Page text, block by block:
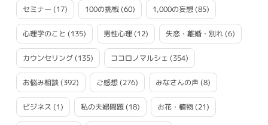
セミナー (17) 100の挑戦(60) 1,000の妄想(85)
心理学のこと (135) 男性心理(12) 失恋・離婚・別れ(6)
カウンセリング(135) ココロノマルシェ (354)
お悩み相談(392) ご感想(276) みなさんの声(8)
ビジネス (1) 私の夫婦問題(18) お花・植物(21)